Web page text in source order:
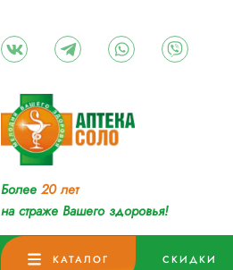
Более 20 лет
на страже Вашего здоровья!
КАТАЛОГ СКИДКИ